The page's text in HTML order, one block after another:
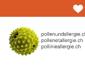
aha!infoline